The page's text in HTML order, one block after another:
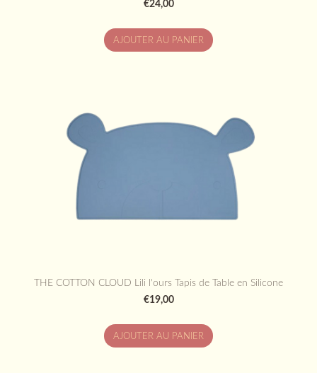
€24,00
AJOUTER AU PANIER
THE COTTON CLOUD Lili l'ours Tapis de Table en Silicone
€19,00
AJOUTER AU PANIER